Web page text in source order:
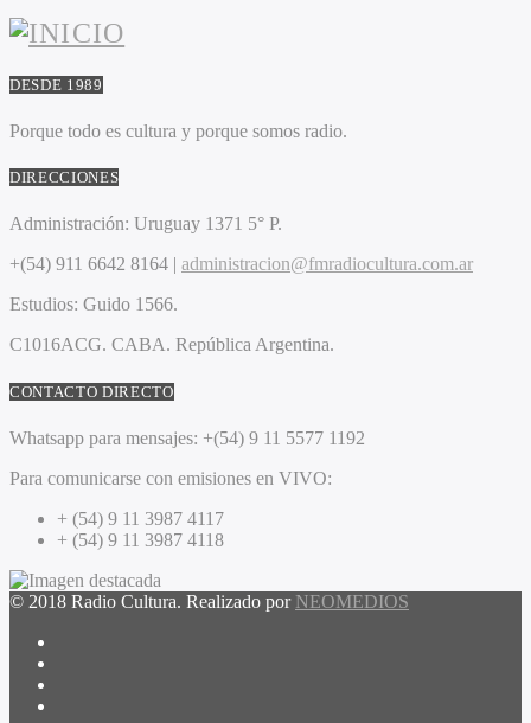
DESDE 1989
Porque todo es cultura y porque somos radio.
DIRECCIONES
Administración: Uruguay 1371 5° P.
+(54) 911 6642 8164 | administracion@fmradiocultura.com.ar
Estudios: Guido 1566.
C1016ACG. CABA. República Argentina.
CONTACTO DIRECTO
Whatsapp para mensajes: +(54) 9 11 5577 1192
Para comunicarse con emisiones en VIVO:
+ (54) 9 11 3987 4117
+ (54) 9 11 3987 4118
© 2018 Radio Cultura. Realizado por NEOMEDIOS